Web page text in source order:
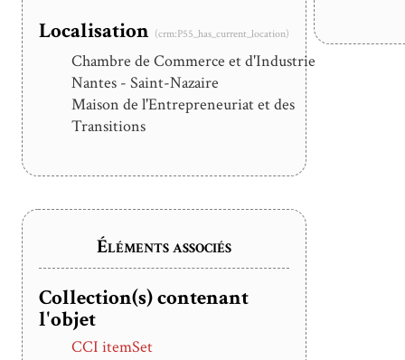
Sur l'avers, les armes de la ville de
Nantes sont soutenues par un
phylactère qui accueille la devise de la
ville "Favet Neptunus Eunti" -
"Neptune favorise les voyageurs". Au
revers, Louis Philippe I est représenté
accompagne ces jetons, il y est inscrit
"Jetons Louis-Philippe - 21 - le
Poinçon argent
Localisation (crm:P55_has_current_location)
Chambre de Commerce et d'Industrie
Nantes - Saint-Nazaire
Maison de l'Entrepreneuriat et des
Transitions
Éléments associés
Collection(s) contenant
l'objet
CCI itemSet